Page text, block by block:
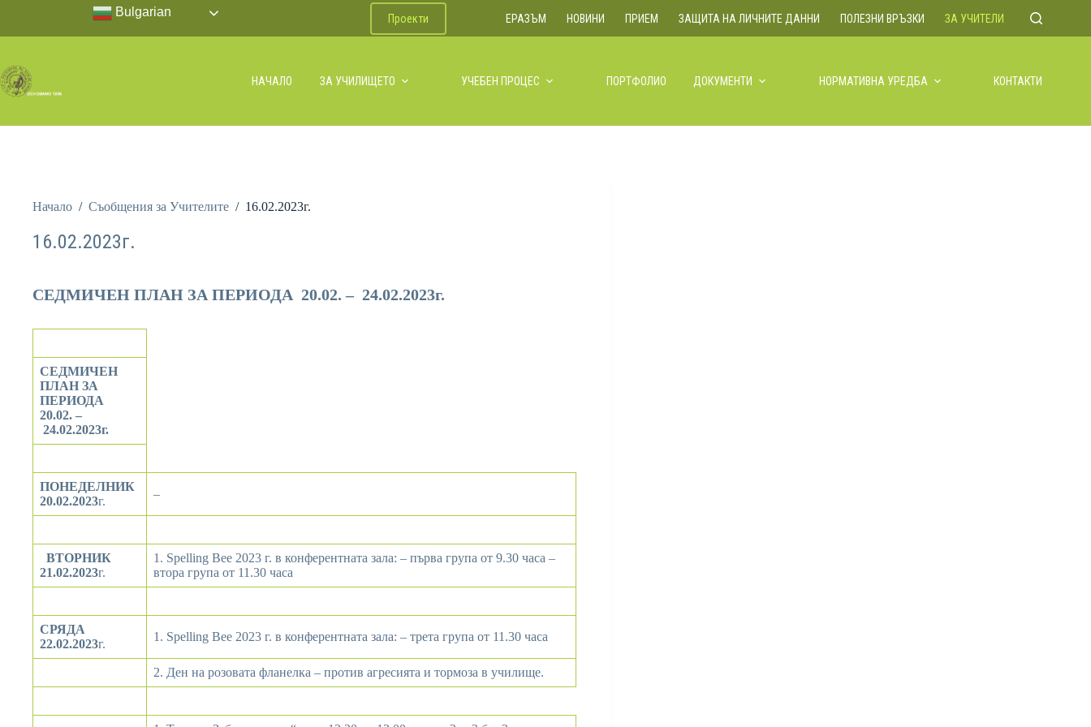
Проекти ЕРАЗЪМ НОВИНИ ПРИЕМ ЗАЩИТА НА ЛИЧНИТЕ ДАННИ ПОЛЕЗНИ ВРЪЗКИ ЗА УЧИТЕЛИ
НАЧАЛО ЗА УЧИЛИЩЕТО УЧЕБЕН ПРОЦЕС ПОРТФОЛИО ДОКУМЕНТИ НОРМАТИВНА УРЕДБА КОНТАКТИ
Начало / Съобщения за Учителите / 16.02.2023г.
16.02.2023г.
СЕДМИЧЕН ПЛАН ЗА ПЕРИОДА 20.02. – 24.02.2023г.
СЕДМИЧЕН
ПЛАН ЗА
ПЕРИОДА
20.02. –
24.02.2023г.
ПОНЕДЕЛНИК
20.02.2023г.
–
ВТОРНИК
21.02.2023г.
1. Spelling Bee 2023 г. в конферентната зала: – първа група от 9.30 часа –
втора група от 11.30 часа
СРЯДА
22.02.2023г.
1. Spelling Bee 2023 г. в конферентната зала: – трета група от 11.30 часа
2. Ден на розовата фланелка – против агресията и тормоза в училище.
Bulgarian